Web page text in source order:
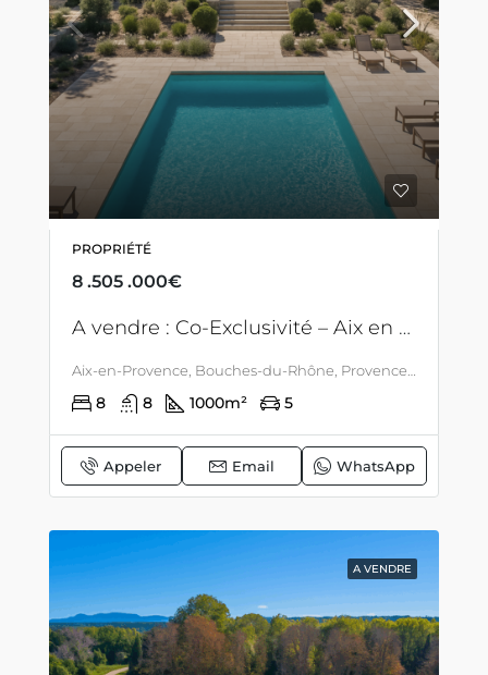
PROPRIÉTÉ
8 .505 .000€
A vendre : Co-Exclusivité – Aix en Provence – Propriété iconique à 4 KM du centre – Prête à vivre – Rénovation exceptionnelle – piscine – dépendances – maison d’invités – Possibilité chevaux
Aix-en-Provence, Bouches-du-Rhône, Provence-Alpes-Côte d'Azur, France métropolitaine, France, Aix En Provence, PROVENCE
8 8 1000m² 5
Appeler Email WhatsApp
A VENDRE